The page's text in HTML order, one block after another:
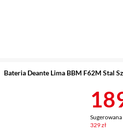
Bateria Deante Lima BBM F62M Stal
329 zł